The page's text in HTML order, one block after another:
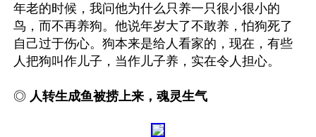
年老的时候，我问他为什么只养一只很小很小的
鸟，而不再养狗。他说年岁大了不敢养，怕狗死了
自己过于伤心。狗本来是给人看家的，现在，有些
人把狗叫作儿子，当作儿子养，实在令人担心。
◎ 人转生成鱼被捞上来，魂灵生气